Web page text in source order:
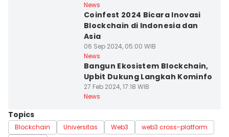
News
Coinfest 2024 Bicara Inovasi
Blockchain di Indonesia dan
Asia
06 Sep 2024, 05:00 WIB
News
Bangun Ekosistem Blockchain,
Upbit Dukung Langkah Kominfo
27 Feb 2024, 17:18 WIB
News
Topics
Blockchain Universitas Web3
web3 cross-platform